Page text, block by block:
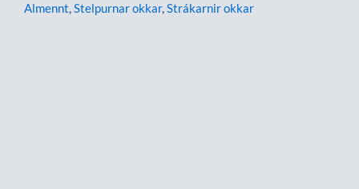
Almennt,Stelpurnar okkar,Strákarnir okkar